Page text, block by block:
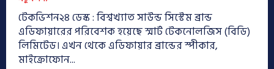
টেকভিশন২৪ ডেস্ক : বিশ্বখ্যাত সাউন্ড সিস্টেম ব্রান্ড
এডিফায়ারের পরিবেশক হয়েছে স্মার্ট টেকনোলজিস (বিডি)
লিমিটেড। এখন থেকে এডিফায়ার ব্রান্ডের স্পীকার,
মাইক্রোফোন...